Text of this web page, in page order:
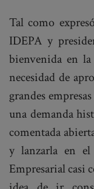
Tal como expresó
IDEPA y
bienvenida en
necesidad de
grandes
una demanda
comentada
y lanzarla en
Empresarial casi